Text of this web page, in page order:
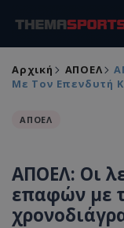
Αρχική ΑΠΟΕΛ
Με Τον Επενδυτή
ΑΠΟΕΛ
ΑΠΟΕΛ: Οι
επαφών με